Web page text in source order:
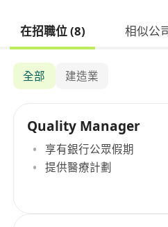
在招職位 (8) 相似公
全部 建造業
Quality Manager
享有銀行公眾假期
提供醫療計劃